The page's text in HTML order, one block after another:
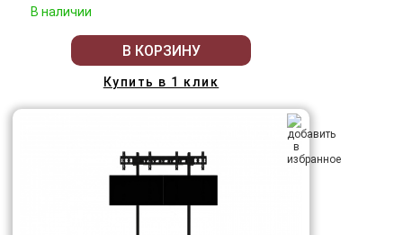
В наличии
В КОРЗИНУ
Купить в 1 клик